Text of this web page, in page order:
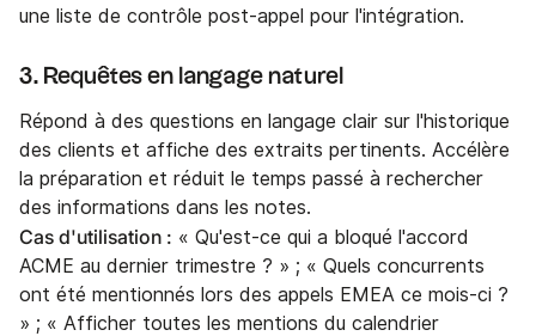
une liste de contrôle post-appel pour l'intégration.
3. Requêtes en langage naturel
Répond à des questions en langage clair sur l'historique
des clients et affiche des extraits pertinents. Accélère
la préparation et réduit le temps passé à rechercher
des informations dans les notes.
Cas d'utilisation : « Qu'est-ce qui a bloqué l'accord
ACME au dernier trimestre ? » ; « Quels concurrents
ont été mentionnés lors des appels EMEA ce mois-ci ?
» ; « Afficher toutes les mentions du calendrier